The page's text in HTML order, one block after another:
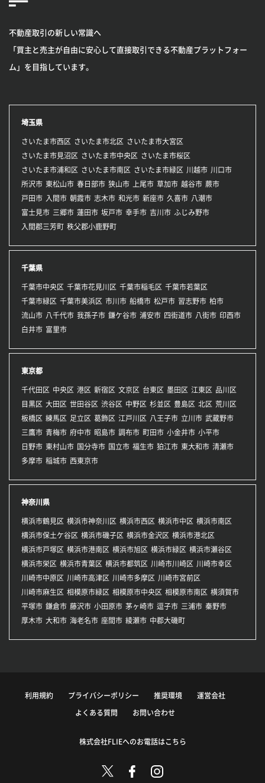
不動産取引の新しい常識へ
「買主と売主が自由に安心して直接取引できる不動産プラットフォー
ム」を目指しています。
埼玉県
さいたま市西区 さいたま市北区
さいたま市大宮区
さいたま市見沼区
さいたま市中央区
さいたま市桜区
さいたま市浦和区
さいたま市南区 さいたま市緑区 川越市 川口市
所沢市 東松山市 春日部市 狭山市 上尾市 草加市 越谷市 蕨市
戸田市 入間市 朝霞市 志木市 和光市 新座市 久喜市 八潮市
富士見市 三郷市 蓮田市 坂戸市 幸手市 吉川市 ふじみ野市
入間郡三芳町 秩父郡小鹿野町
千葉県
千葉市中央区 千葉市花見川区 千葉市稲毛区 千葉市若葉区
千葉市緑区 千葉市美浜区 市川市 船橋市 松戸市 習志野市 柏市
流山市 八千代市 我孫子市 鎌ケ谷市 浦安市 四街道市 八街市 印西市
白井市 富里市
東京都
千代田区 中央区 港区 新宿区 文京区 台東区 墨田区 江東区 品川区
目黒区 大田区 世田谷区 渋谷区 中野区 杉並区 豊島区 北区 荒川区
板橋区 練馬区 足立区 葛飾区 江戸川区 八王子市 立川市 武蔵野市
三鷹市 青梅市 府中市 昭島市 調布市 町田市 小金井市 小平市
日野市 東村山市 国分寺市 国立市 福生市 狛江市 東大和市 清瀬市
多摩市 稲城市 西東京市
神奈川県
横浜市鶴見区 横浜市神奈川区 横浜市西区 横浜市中区 横浜市南区
横浜市保土ケ谷区 横浜市磯子区 横浜市金沢区 横浜市港北区
横浜市戸塚区 横浜市港南区 横浜市旭区 横浜市緑区 横浜市瀬谷区
横浜市栄区 横浜市青葉区 横浜市都筑区 川崎市川崎区 川崎市幸区
川崎市中原区 川崎市高津区 川崎市多摩区 川崎市宮前区
川崎市麻生区 相模原市緑区 相模原市中央区 相模原市南区 横須賀市
平塚市 鎌倉市 藤沢市 小田原市 茅ヶ崎市 逗子市 三浦市 秦野市
厚木市 大和市 海老名市 座間市 綾瀬市 中郡大磯町
利用規約 プライバシーポリシー 推奨環境 運営会社
よくある質問 お問い合わせ
株式会社FLIEへのお電話はこちら